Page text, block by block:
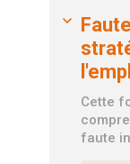
Cette
faute